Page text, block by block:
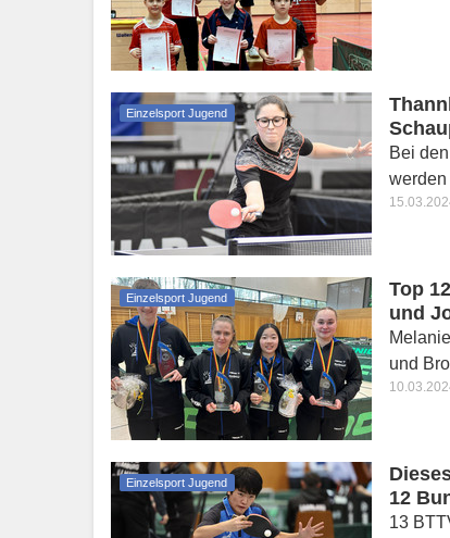
Einzelsport Jugend
Bei
werden
Einzelsport Jugend
Top
und
und
Einzelsport Jugend
12
13